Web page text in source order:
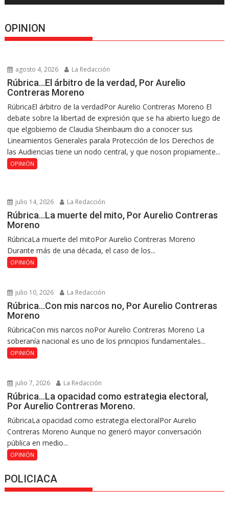
OPINION
agosto 4, 2026 La Redacción
Rúbrica…El árbitro de la verdad, Por Aurelio
Contreras Moreno
RúbricaEl árbitro de la verdadPor Aurelio Contreras Moreno El
debate sobre la libertad de expresión que se ha abierto luego de
que elgobierno de Claudia Sheinbaum dio a conocer sus
Lineamientos Generales parala Protección de los Derechos de
las Audiencias tiene un nodo central, y que noson propiamente...
OPINIÓN
julio 14, 2026 La Redacción
Rúbrica…La muerte del mito, Por Aurelio Contreras
Moreno
RúbricaLa muerte del mitoPor Aurelio Contreras Moreno
Durante más de una década, el caso de los...
OPINIÓN
julio 10, 2026 La Redacción
Rúbrica…Con mis narcos no, Por Aurelio Contreras
Moreno
RúbricaCon mis narcos noPor Aurelio Contreras Moreno La
soberanía nacional es uno de los principios fundamentales...
OPINIÓN
julio 7, 2026 La Redacción
Rúbrica…La opacidad como estrategia electoral,
Por Aurelio Contreras Moreno.
RúbricaLa opacidad como estrategia electoralPor Aurelio
Contreras Moreno Aunque no generó mayor conversación
pública en medio...
OPINIÓN
POLICIACA